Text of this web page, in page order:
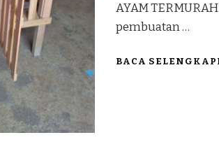
AYAM
pembuatan …
BACA